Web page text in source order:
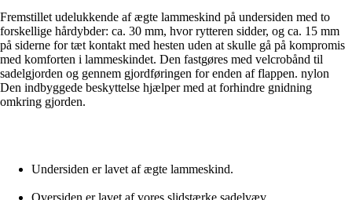
Fremstillet udelukkende af ægte lammeskind på undersiden med to
forskellige hårdybder: ca. 30 mm, hvor rytteren sidder, og ca. 15 mm
på siderne for tæt kontakt med hesten uden at skulle gå på kompromis
med komforten i lammeskindet. Den fastgøres med velcrobånd til
sadelgjorden og gennem gjordføringen for enden af flappen. nylon
Den indbyggede beskyttelse hjælper med at forhindre gnidning
omkring gjorden.
Undersiden er lavet af ægte lammeskind.
Oversiden er lavet af vores slidstærke sadelvæv.